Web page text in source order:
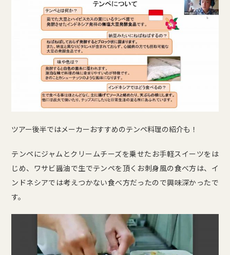
ツアー後半ではメーカーおすすめのテンペ料理の紹介も！
テンペにジャムとクリームチーズを乗せたお手軽スイーツをは
じめ、ワサビ醤油で生でテンペを頂くお刺身風の食べ方は、イ
ンドネシアでは考えつかない食べ方だったので興味深かったで
す。